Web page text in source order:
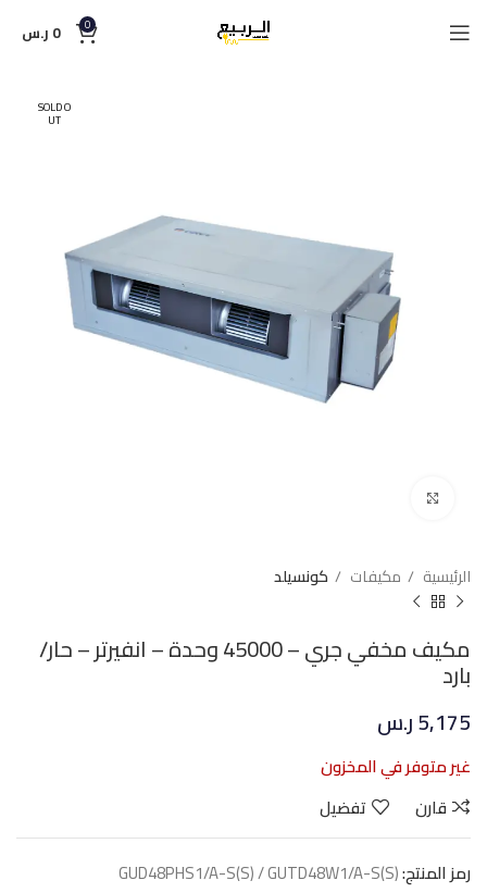
0
0 ر.س
SOLD O
UT
الرئيسية مكيفات كونسيلد
مكيف مخفي جري – 45000 وحدة – انفيرتر – حار/
بارد
5,175ر.س
غير متوفر في المخزون
قارن
تفضيل
رمز المنتج:GUD48PHS1/A-S(S) / GUTD48W1/A-S(S)